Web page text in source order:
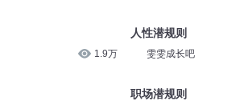
1.9万
人性潜规则
雯雯成长吧
职场潜规则